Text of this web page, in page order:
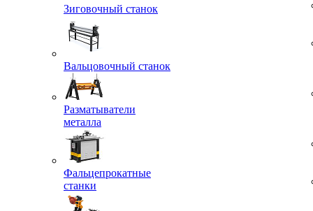
Зиговочный станок
Вальцовочный станок
Разматыватели
металла
Фальцепрокатные
станки